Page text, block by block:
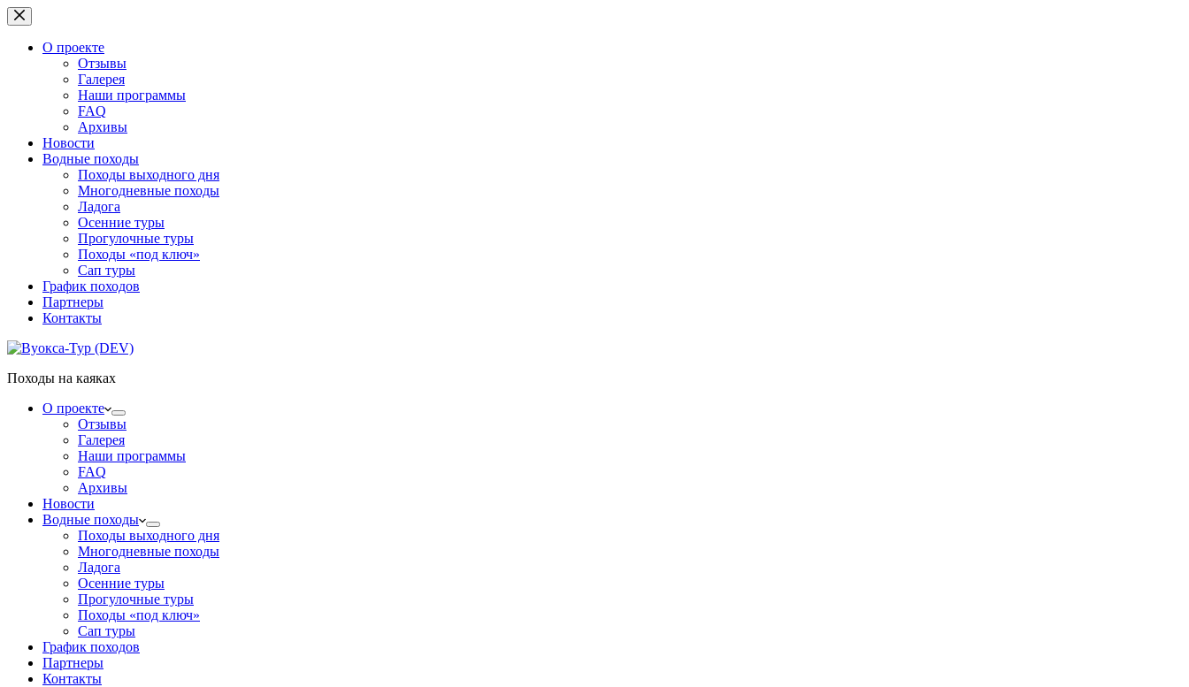
Перейти
к
сути
О проекте
Отзывы
Галерея
Наши программы
FAQ
Архивы
Новости
Водные походы
Походы выходного дня
Многодневные походы
Ладога
Осенние туры
Прогулочные туры
Походы «под ключ»
Сап туры
График походов
Партнеры
Контакты
Походы на каяках
О проекте
Отзывы
Галерея
Наши программы
FAQ
Архивы
Новости
Водные походы
Походы выходного дня
Многодневные походы
Ладога
Осенние туры
Прогулочные туры
Походы «под ключ»
Сап туры
График походов
Партнеры
Контакты